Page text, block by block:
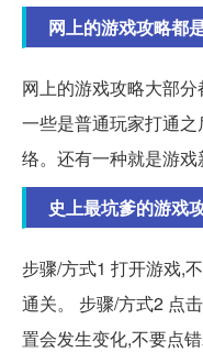
网上的游戏攻略都
网上的游戏攻略大部
一些是普通玩家打通
络。还有一种就是游戏
史上最坑爹的游戏
步骤/方式1 打开游戏,
通关。 步骤/方式2 点
置会发生变化,不要点